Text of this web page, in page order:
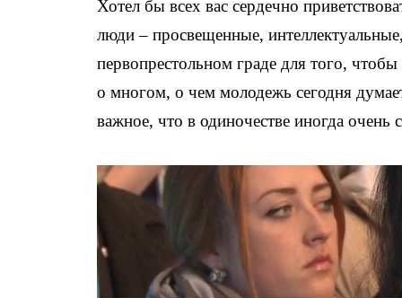
Хотел бы всех вас сердечно
люди – просвещенные,
первопрестольном граде для того,
о многом, о чем молодежь сегодня
важное, что в одиночестве иногда